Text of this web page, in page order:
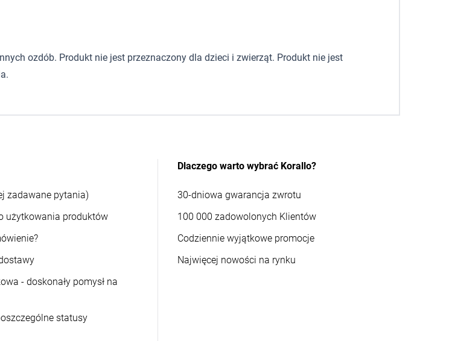
ozdób. Produkt nie jest przeznaczony dla dzieci i zwierząt. Produkt nie jest
zadawane pytania)
użytkowania produktów
- doskonały pomysł na
statusy
Dlaczego warto wybrać Korallo?
30-dniowa gwarancja zwrotu
100 000 zadowolonych Klientów
Codziennie wyjątkowe promocje
Najwięcej nowości na rynku